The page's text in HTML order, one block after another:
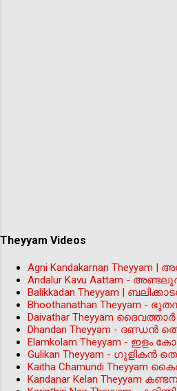
Theyyam Videos
Agni Kandakarnan
Andalur Kavu Aattam -
Balikkadan Theyyam |
Bhoothanathan Theyyam -
Daivathar Theyyam
Dhandan Theyyam - ദണ്ഡൻ
Elamkolam Theyyam - ഇളം
Gulikan Theyyam - ഗുളികൻ
Kaitha Chamundi Theyyam
Kandanar Kelan Theyyam